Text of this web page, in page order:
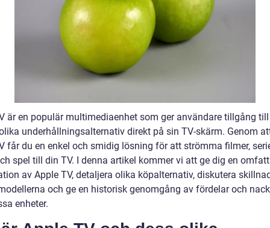
är en populär multimediaenhet som ger användare tillgång
underhållningsalternativ direkt på sin TV-skärm. Genom
får du en enkel och smidig lösning för att strömma filmer,
spel till din TV. I denna artikel kommer vi att ge dig en
av Apple TV, detaljera olika köpalternativ, diskutera
och ge en historisk genomgång av fördelar och
enheter.